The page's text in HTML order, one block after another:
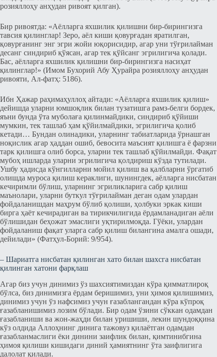
розияллоҳу анҳудан ривоят қилган).
Бир ривоятда: «Аёлларга яхшилик қилишни бир-бирингизга
тавсия қилинглар! Зеро, аёл киши қовурғадан яратилган,
қовурғанинг энг эгри жойи юқорисидир, агар уни тўғрилайман
десанг синдириб қўясан, агар тек қўйсанг эгрилигича қолади.
Бас, аёлларга яхшилик қилишни бир-бирингизга насиҳат
қилинглар!» (Имом Бухорий Абу Ҳурайра розияллоҳу анҳудан
ривояти, Ал-фатҳ: 5186).
Ибн Ҳажар раҳимаҳуллоҳ айтади: «Аёлларга яхшилик қилиш»
дейишда уларни юмшоқлик билан тузатишга рамз-белги бордек,
яъни бунда ўта муболаға қилинмайдики, синдириб қўйиши
мумкин, тек ташлаб ҳам қўйилмайдики, эгрилигича қолиб
кетади… Бундан олинадики, уларнинг табиатларида ўрнашган
ноқислик агар ҳаддан ошиб, бевосита маъсият қилишга ё фарзни
тарк қилишга олиб борса, уларни тек ташлаб қўйилмайди. Фақат
мубоҳ ишларда уларни эгрилигича қолдириш кўзда тутилади.
Ушбу ҳадисда кўнгилларни мойил қилиш ва қалбларни ўргатиб
олишда муроса қилиш кераклиги, шунингдек, аёлларга нисбатан
кечиримли бўлиш, уларнинг эгриликларига сабр қилиш
маънолари, уларни буткул тўғрилайман деган одам улардан
фойдаланишдан маҳрум бўлиб қолиши, ҳолбуки эркак киши
бирга ҳаёт кечирадиган ва тирикчилигида ёрдамланадиган аёли
бўлишидан беҳожат эмаслиги уқтирилмоқда. Гўёки, улардан
фойдаланиш фақат уларга сабр қилиш билангина амалга ошади,
дейилади» (Фатҳул-Борий: 9/954).
– Шариатга нисбатан қилинган хато билан шахсга нисбатан
қилинган хатони фарқлаш
Агар биз учун динимиз ўз шахсиятимиздан кўра қимматлироқ
бўлса, биз динимизга ёрдам беришимиз, уни ҳимоя қилишимиз,
динимиз учун ўз нафсимиз учун ғазаблангандан кўра кўпроқ
ғазабланишимиз лозим бўлади. Бир одам ўзини сўккан одамдан
ғазабланиши ва жон-жаҳди билан уришиши, лекин шундоққина
кўз олдида Аллоҳнинг динига тажовуз қилаётган одамдан
ғазабланмаслиги ёки динини заифлик билан, қимтинибгина
ҳимоя қилиши кишидаги диний ҳамиятнинг ўта заифлигига
далолат қилади.